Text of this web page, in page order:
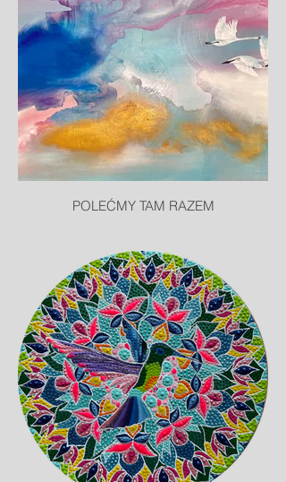
POLEĆMY TAM RAZEM